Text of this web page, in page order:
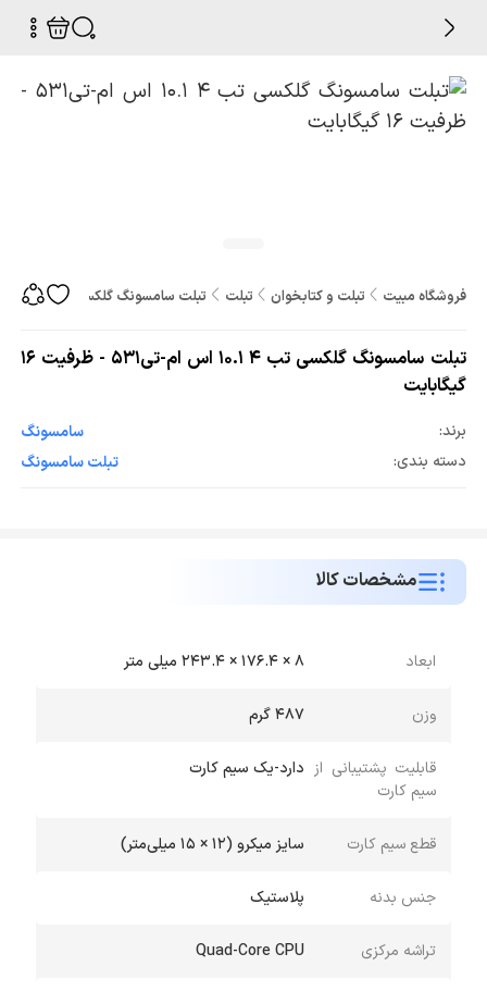
فروشگاه مبیت تبلت و کتابخوان تبلت تبلت سامسونگ گلکسی تب 4 10.1 اس ام-تی531 - ظرفیت 16 گیگابایت
تبلت سامسونگ گلکسی تب 4 10.1 اس ام-تی531 - ظرفیت 16
گیگابایت
برند:
سامسونگ
دسته بندی:
تبلت سامسونگ
مشخصات کالا
ابعاد 8 × 176.4 × 243.4 میلی متر
وزن 487 گرم
قابلیت پشتیبانی از
سیم کارت
دارد-یک سیم کارت
قطع سیم کارت سایز میکرو (12 × 15 میلی‌متر)
جنس بدنه پلاستیک
تراشه مرکزی Quad-Core CPU